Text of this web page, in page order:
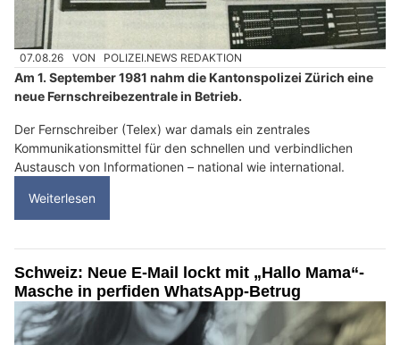
07.08.26 VON POLIZEI.NEWS REDAKTION
Am 1. September 1981 nahm die Kantonspolizei Zürich eine
neue Fernschreibezentrale in Betrieb.
Der Fernschreiber (Telex) war damals ein zentrales
Kommunikationsmittel für den schnellen und verbindlichen
Austausch von Informationen – national wie international.
Weiterlesen
Schweiz: Neue E-Mail lockt mit „Hallo Mama“-
Masche in perfiden WhatsApp-Betrug